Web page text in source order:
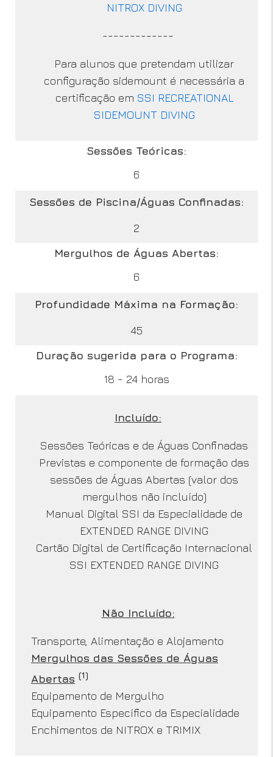
NITROX DIVING
-------------
Para alunos que pretendam utilizar
configuração sidemount é necessária a
certificação em SSI RECREATIONAL
SIDEMOUNT DIVING
Sessões Teóricas:
6
Sessões de Piscina/Águas Confinadas:
2
Mergulhos de Águas Abertas:
6
Profundidade Máxima na Formação:
45
Duração sugerida para o Programa:
18 - 24 horas
Incluído:
Sessões Teóricas e de Águas Confinadas
Previstas e componente de formação das
sessões de Águas Abertas (valor dos
mergulhos não incluído)
Manual Digital SSI da Especialidade de
EXTENDED RANGE DIVING
Cartão Digital de Certificação Internacional
SSI EXTENDED RANGE DIVING
Não Incluído:
Transporte, Alimentação e Alojamento
Mergulhos das Sessões de Águas
Abertas (1)
Equipamento de Mergulho
Equipamento Específico da Especialidade
Enchimentos de NITROX e TRIMIX